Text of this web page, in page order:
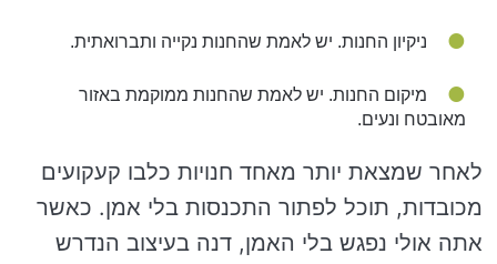
ניקיון החנות. יש לאמת שהחנות נקייה ותברואתית.
מיקום החנות. יש לאמת שהחנות ממוקמת באזור
מאובטח ונעים.
לאחר שמצאת יותר מאחד חנויות כלבו קעקועים
מכובדות, תוכל לפתור התכנסות בלי אמן. כאשר
אתה אולי נפגש בלי האמן, דנה בעיצוב הנדרש